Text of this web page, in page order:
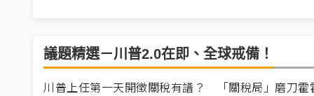
議題精選－川普2.0在即、全球戒備！
川普上任第一天開徵關稅有譜？ 「關稅局」磨刀霍